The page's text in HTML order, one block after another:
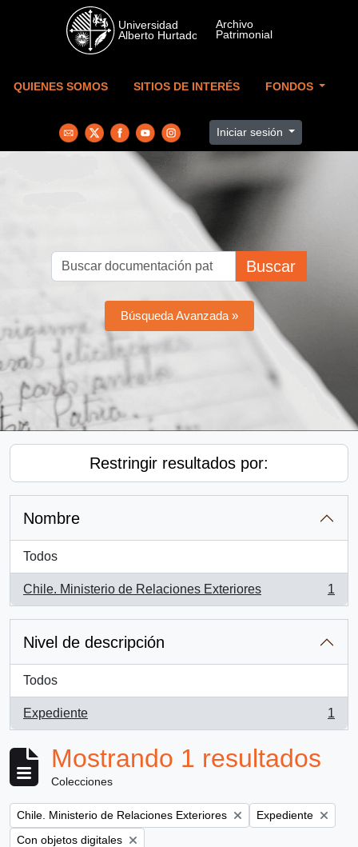
Skip to main content
QUIENES SOMOS SITIOS DE INTERÉS FONDOS
Iniciar sesión
Buscar
Búsqueda Avanzada »
Restringir resultados por:
Nombre
Todos
Chile. Ministerio de Relaciones Exteriores
, 1 resultados
1
Nivel de descripción
Todos
Expediente
, 1 resultados
1
Mostrando 1 resultados
Colecciones
Remove filter:
Chile. Ministerio de Relaciones Exteriores Remove filter:
Expediente
Remove filter:
Con objetos digitales